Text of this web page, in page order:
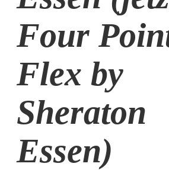
Four
Flex by
Sheraton
Essen)